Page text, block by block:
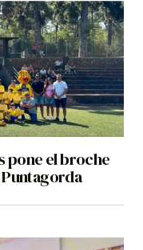
pone el broche